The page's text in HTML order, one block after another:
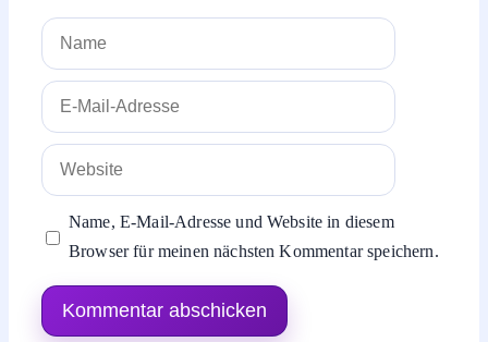
Name
E-
Mail-
Adresse
Website
Name, E-Mail-Adresse und Website in diesem
Browser für meinen nächsten Kommentar speichern.